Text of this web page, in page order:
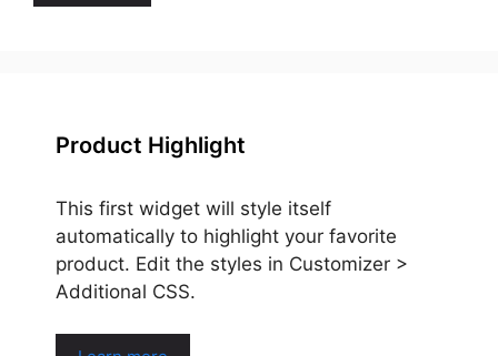
Product Highlight
This first widget will style itself
automatically to highlight your favorite
product. Edit the styles in Customizer >
Additional CSS.